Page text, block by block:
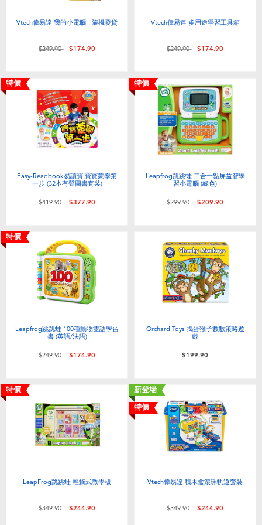
Vtech偉易達 我的小電腦 - 隨機發貨
價格從
$249.90至$174.90
Vtech偉易達 多用途學習工具箱
價格從
$249.90至$174.90
特價
Easy-Readbook易讀寶 寶寶蒙學第
一步 (32本有聲圖書套裝)
價格從
$419.90至$377.90
特價
Leapfrog跳跳蛙 二合一點屏益智學
習小電腦 (綠色)
價格從
$299.90至$209.90
特價
Leapfrog跳跳蛙 100種動物雙語學習
書 (英語/法語)
價格從
$249.90至$174.90
Orchard Toys 搗蛋猴子數數策略遊
戲
$199.90
特價
LeapFrog跳跳蛙 輕觸式教學板
價格從
$349.90至$244.90
新登場
特價
Vtech偉易達 積木盒滾珠軌道套裝
價格從
$349.90至$244.90